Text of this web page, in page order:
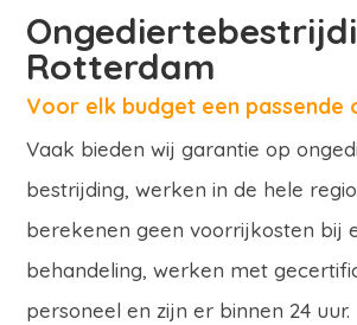
Rotterdam
Voor elk budget een passende
Vaak bieden wij garantie op
bestrijding, werken in de hele
berekenen geen voorrijkosten bij
behandeling, werken met
personeel en zijn er binnen 24 uur.